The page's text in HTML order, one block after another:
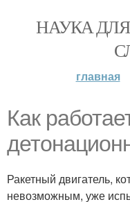
НАУКА
главная
Как
Ракетный двигатель,
невозможным, уже